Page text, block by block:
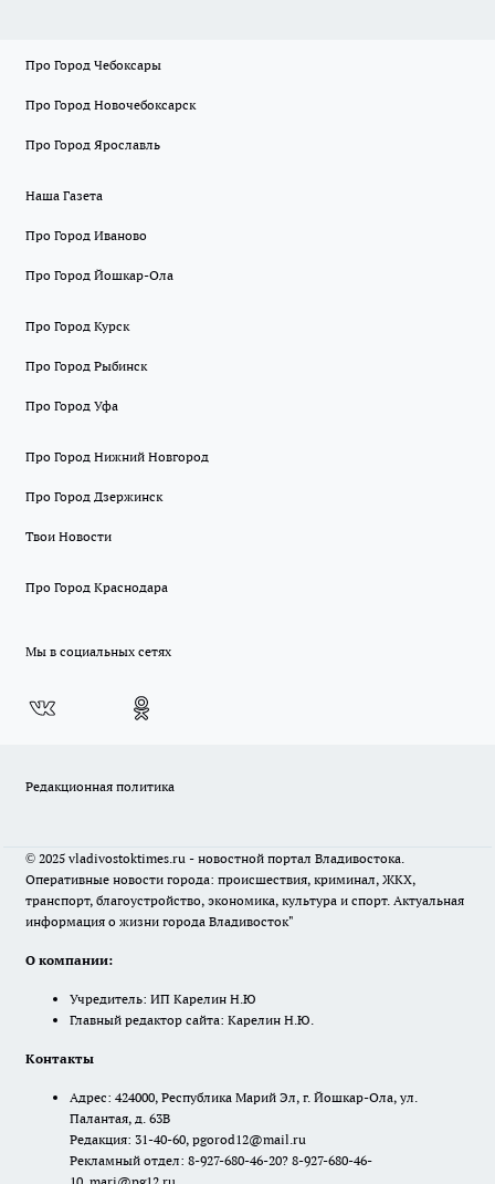
Про Город Чебоксары
Про Город Новочебоксарск
Про Город Ярославль
Наша Газета
Про Город Иваново
Про Город Йошкар-Ола
Про Город Курск
Про Город Рыбинск
Про Город Уфа
Про Город Нижний Новгород
Про Город Дзержинск
Твои Новости
Про Город Краснодара
Мы в социальных сетях
Редакционная политика
© 2025 vladivostoktimes.ru - новостной портал Владивостока.
Оперативные новости города: происшествия, криминал, ЖКХ,
транспорт, благоустройство, экономика, культура и спорт. Актуальная
информация о жизни города Владивосток"
О компании:
Учредитель: ИП Карелин Н.Ю
Главный редактор сайта: Карелин Н.Ю.
Контакты
Адрес: 424000, Республика Марий Эл, г. Йошкар-Ола, ул.
Палантая, д. 63В
Редакция: 31-40-60, pgorod12@mail.ru
Рекламный отдел: 8-927-680-46-20? 8-927-680-46-